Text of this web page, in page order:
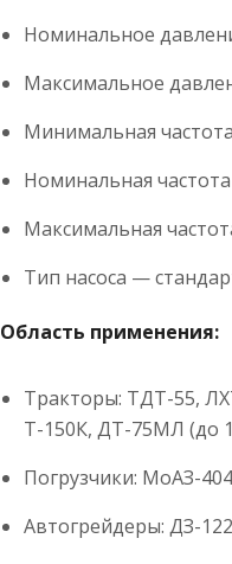
Номинальное
Максимальное
Минимальная
Номинальная
Максимальная
Тип насоса —
Область применения:
Тракторы: ТДТ-55,
Т-150К, ДТ-75МЛ (до
Погрузчики: МоАЗ-
Автогрейдеры: ДЗ-